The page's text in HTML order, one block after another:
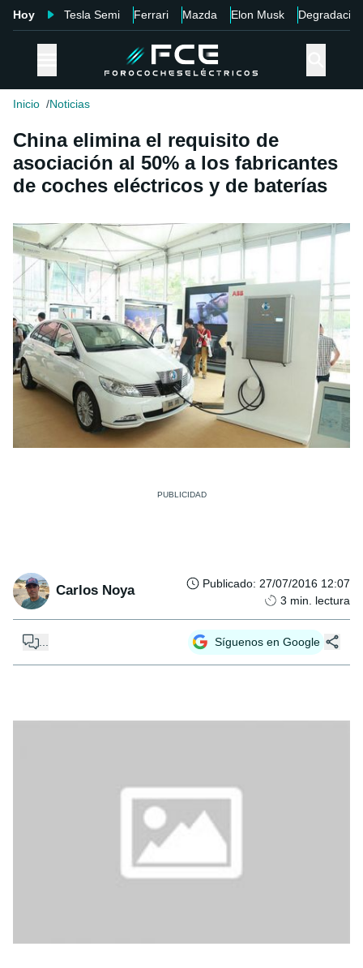
Hoy Tesla Semi Ferrari Mazda Elon Musk Degradación
Inicio Noticias
China elimina el requisito de
asociación al 50% a los fabricantes
de coches eléctricos y de baterías
Carlos Noya Publicado: 27/07/2016 12:07
3 min. lectura
Síguenos en Google